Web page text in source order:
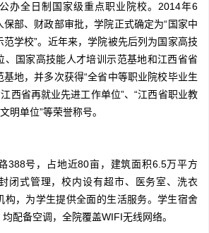
办全日制国家级重点职业院校。2014年6
部、财政部审批，学院正式确定为“国家中
学校”。近年来，学院被先后列为国家高技
、国家高技能人才培训示范基地和江西省省
地，并多次获得“全省中等职业院校毕业生
西省再就业先进工作单位”、“江西省职业教
明单位”等荣誉称号。
388号，占地近80亩，建筑面积6.5万平方
闭式管理，校内设有超市、医务室、洗衣
构，为学生提供全面的生活服务。学生宿舍
配备空调，全院覆盖WIFI无线网络。